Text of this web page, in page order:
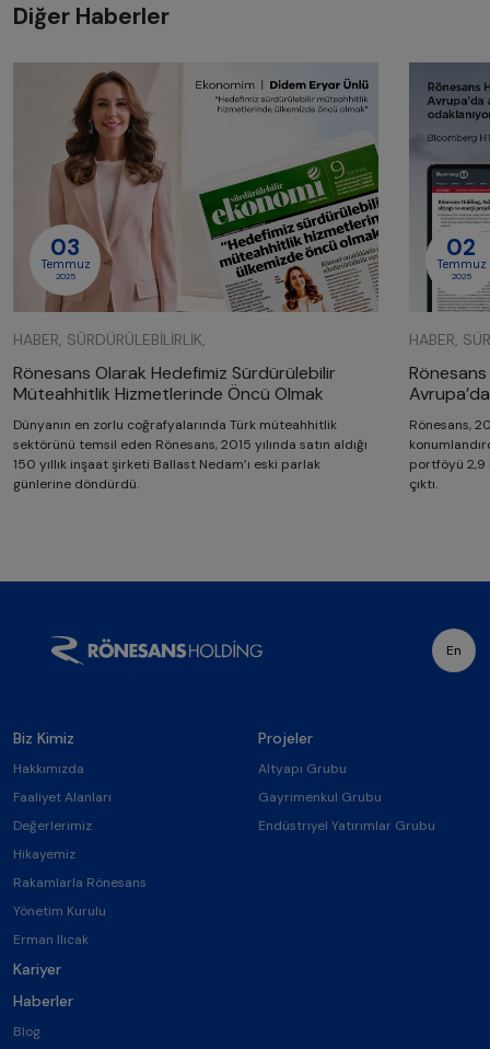
Diğer Haberler
03
Temmuz
2025
HABER, SÜRDÜRÜLEBILIRLIK,
Rönesans Olarak Hedefimiz Sürdürülebilir
Müteahhitlik Hizmetlerinde Öncü Olmak
Dünyanın en zorlu coğrafyalarında Türk müteahhitlik
sektörünü temsil eden Rönesans, 2015 yılında satın aldığı
150 yıllık inşaat şirketi Ballast Nedam’ı eski parlak
günlerine döndürdü.
02
Temmuz
2025
HABER,
Rönesans,
portföyü 2,9
çıktı.
En
Biz Kimiz
Hakkımızda
Faaliyet Alanları
Değerlerimiz
Hikayemiz
Rakamlarla Rönesans
Yönetim Kurulu
Erman Ilıcak
Kariyer
Haberler
Blog
Projeler
Altyapı Grubu
Gayrimenkul Grubu
Endüstriyel Yatırımlar Grubu